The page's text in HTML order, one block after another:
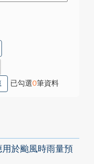
已勾選0筆資料
於颱風時雨量預